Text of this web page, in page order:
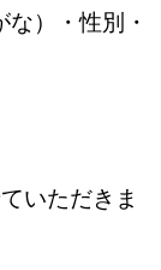
）・性別・
いただきま